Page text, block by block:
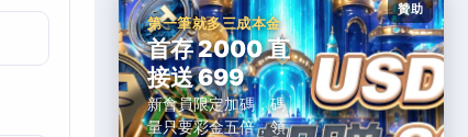
贊助
第一筆就多三成本金
首存 2000 直
接送 699
新會員限定加碼，碼
量只要彩金五倍，領